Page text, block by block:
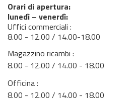
Orari di apertura:
lunedì – venerdì:
Uffici commerciali :
8.00 - 12.00 / 14.00-18.00
Magazzino ricambi :
8.00 - 12.00 / 14.00 - 18.00
Officina :
8.00 - 12.00 / 14.00 - 18.00